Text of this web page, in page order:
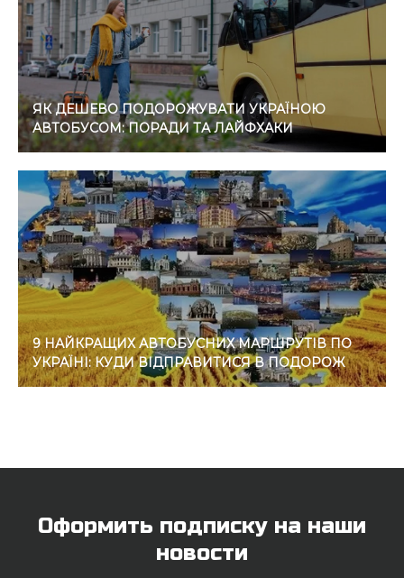
ЯК ДЕШЕВО ПОДОРОЖУВАТИ УКРАЇНОЮ
АВТОБУСОМ: ПОРАДИ ТА ЛАЙФХАКИ
9 НАЙКРАЩИХ АВТОБУСНИХ МАРШРУТІВ ПО
УКРАЇНІ: КУДИ ВІДПРАВИТИСЯ В ПОДОРОЖ
Оформить подписку на наши
новости